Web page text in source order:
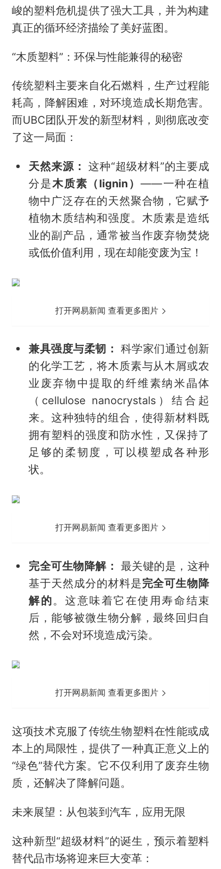
峻的塑料危机提供了强大工具，并为构建
真正的循环经济描绘了美好蓝图。
“木质塑料”：环保与性能兼得的秘密
传统塑料主要来自化石燃料，生产过程能
耗高，降解困难，对环境造成长期危害。
而UBC团队开发的新型材料，则彻底改变
了这一局面：
天然来源：
这种“超级材料”的主要成
分是木质素（lignin） ——一种在植
物中广泛存在的天然聚合物，它赋予
植物木质结构和强度。木质素是造纸
业的副产品，通常被当作废弃物焚烧
或低价值利用，现在却能变废为宝！
打开网易新闻 查看更多图片
兼具强度与柔韧：
科学家们通过创新
的化学工艺，将木质素与从木屑或农
业废弃物中提取的纤维素纳米晶体
（cellulose nanocrystals）结合起
来。这种独特的组合，使得新材料既
拥有塑料的强度和防水性，又保持了
足够的柔韧度，可以模塑成各种形
状。
打开网易新闻 查看更多图片
完全可生物降解：
最关键的是，这种
基于天然成分的材料是完全可生物降
解的。这意味着它在使用寿命结束
后，能够被微生物分解，最终回归自
然，不会对环境造成污染。
打开网易新闻 查看更多图片
这项技术克服了传统生物塑料在性能或成
本上的局限性，提供了一种真正意义上的
“绿色”替代方案。它不仅利用了废弃生物
质，还解决了降解问题。
未来展望：从包装到汽车，应用无限
这种新型“超级材料”的诞生，预示着塑料
替代品市场将迎来巨大变革：